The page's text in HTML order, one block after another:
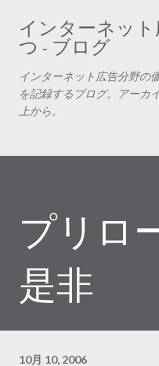
スキップして
インターネッ
つ - ブログ
インターネット広告分野の
を記録するブログ。アーカ
上から。
プリロ
是非
10月 10, 2006